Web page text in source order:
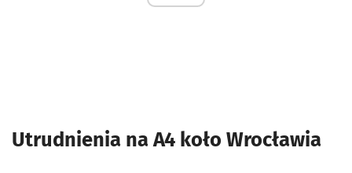
Utrudnienia na A4 koło Wrocławia